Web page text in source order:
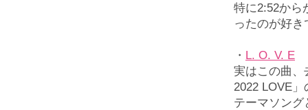
特に2:52から
ったのが好き
・ L. O. V. E
実はこの曲、
2022 LOVE」
テーマソン